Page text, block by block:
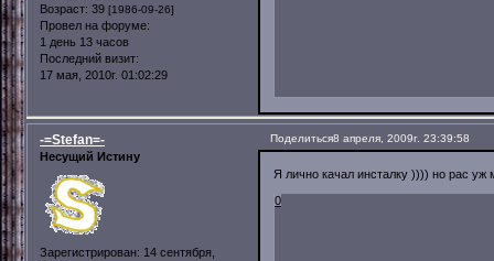
Возраст: 39 [1986-09-26]
Провел на форуме:
1 день 13 часов
Последний визит:
17 мая, 2010г. 01:02:29
Поделиться8 апреля, 2009г. 23:39:58
-=Stefan=-
Несущий Истину
Зарегистрирован: 14 сентября,
Я лично качал инсталку )))) но рас
0